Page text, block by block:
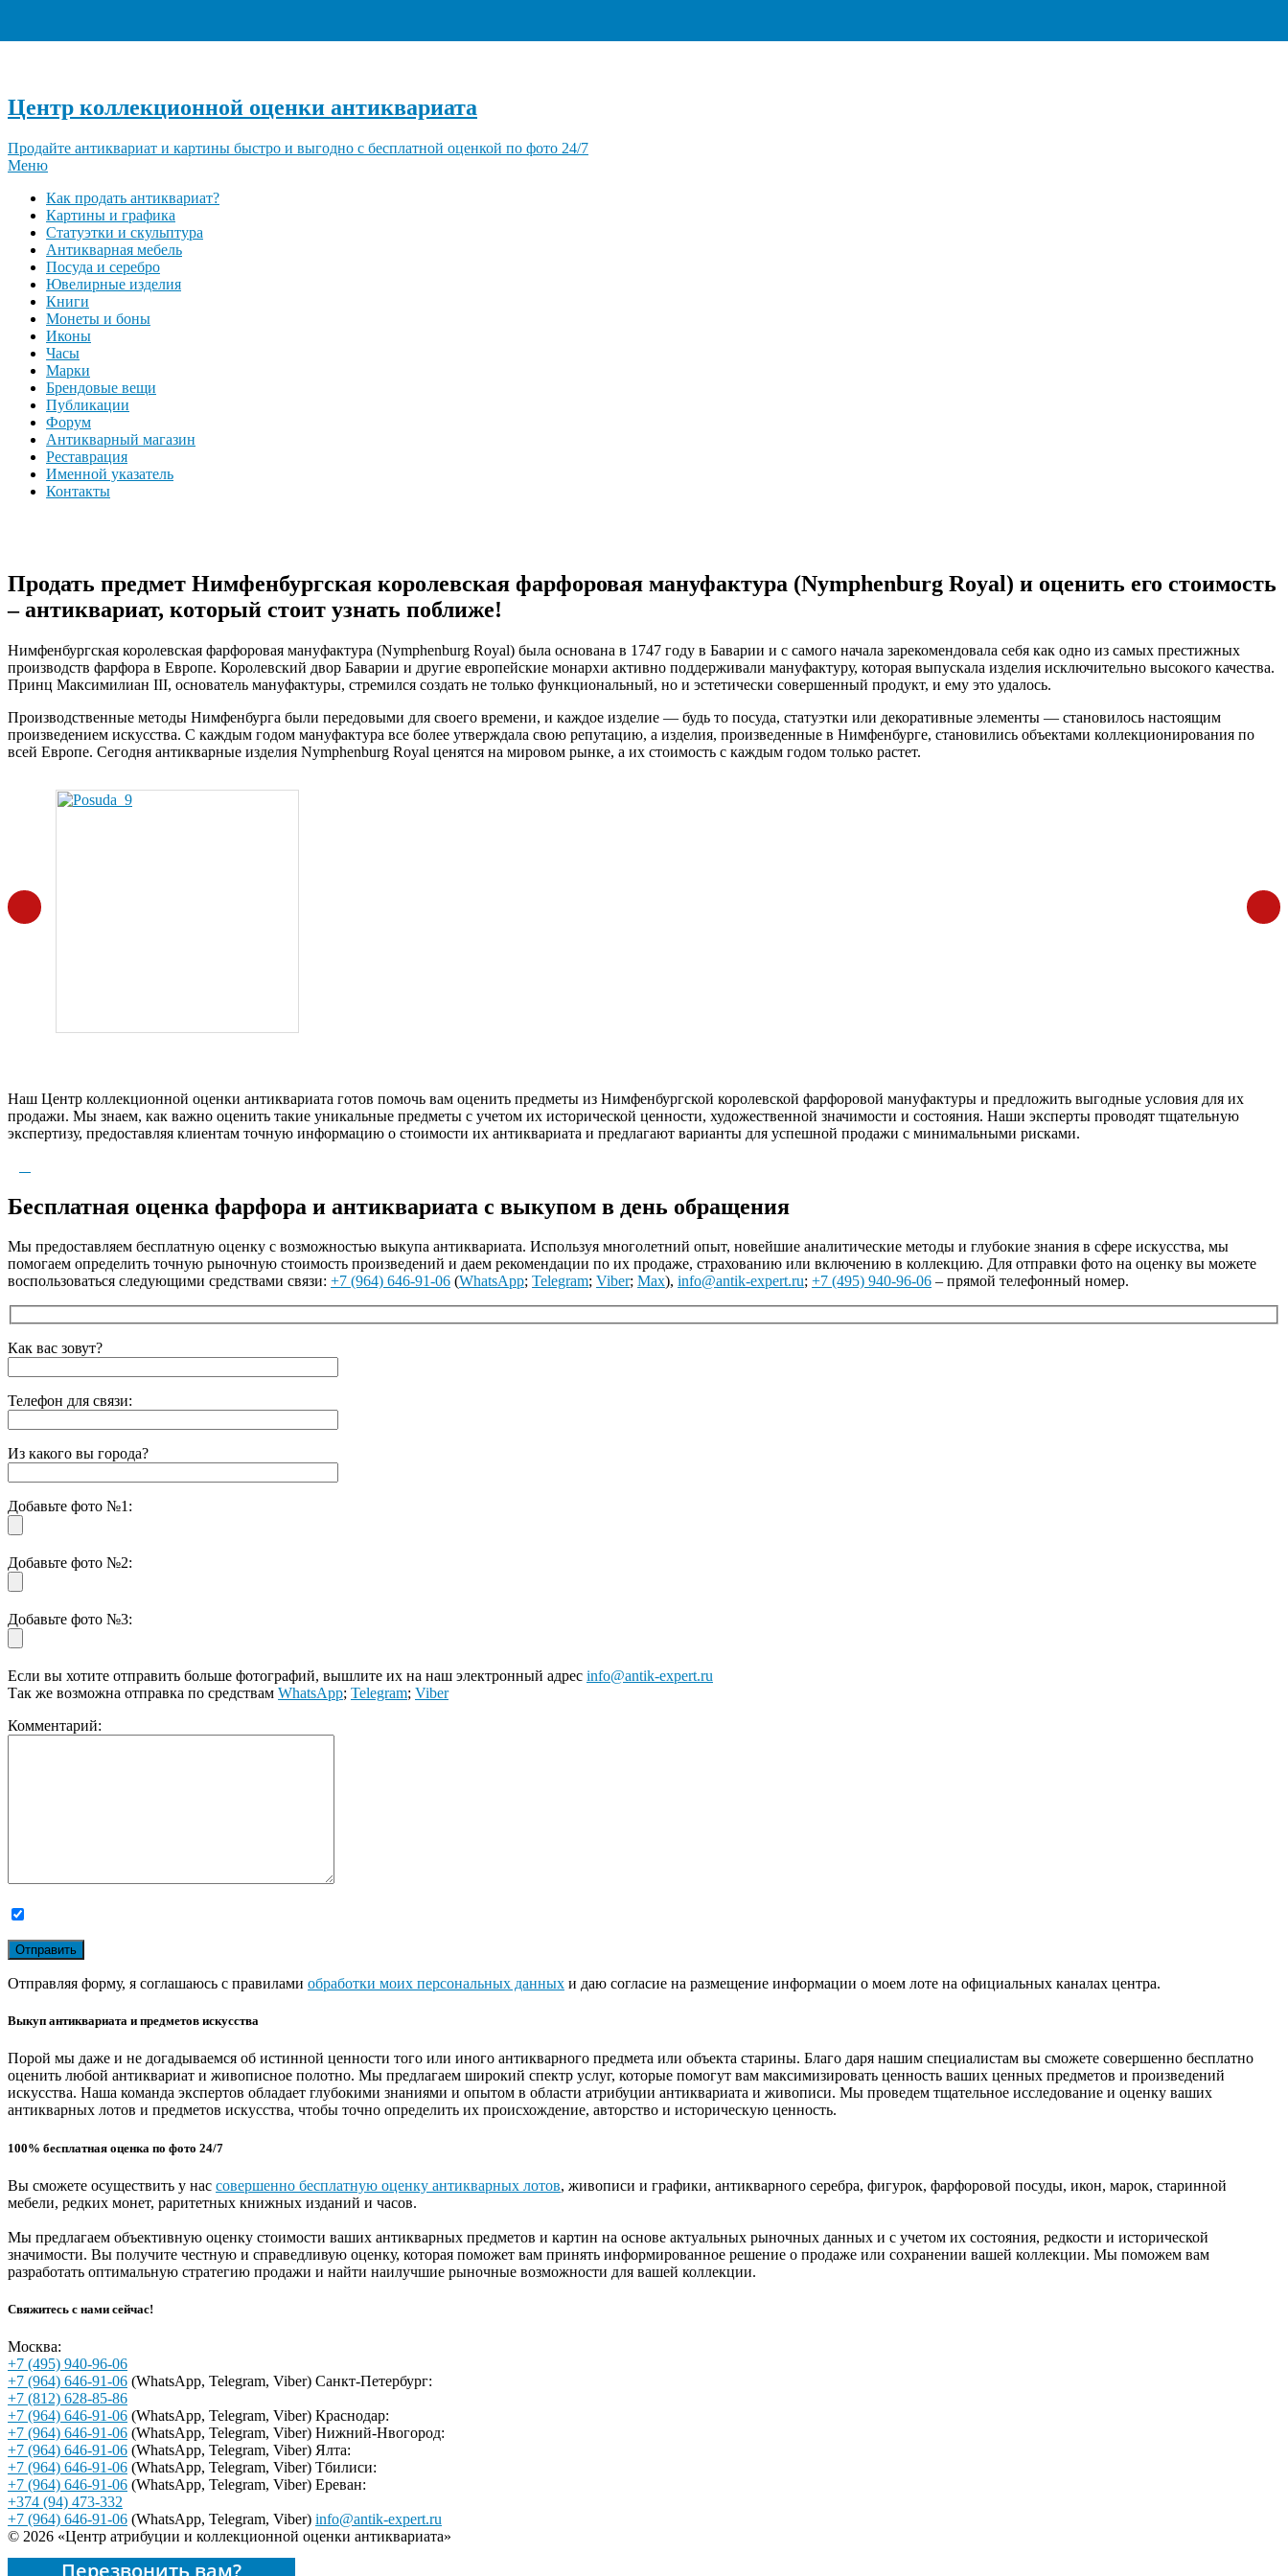
Центр коллекционной оценки антиквариата
Продайте антиквариат и картины быстро и выгодно с бесплатной оценкой по фото 24/7
Меню
Как продать антиквариат?
Картины и графика
Статуэтки и скульптура
Антикварная мебель
Посуда и серебро
Ювелирные изделия
Книги
Монеты и боны
Иконы
Часы
Марки
Брендовые вещи
Публикации
Форум
Антикварный магазин
Реставрация
Именной указатель
Контакты
Продать предмет Нимфенбургская королевская фарфоровая мануфактура (Nymphenburg Royal) и оценить его стоимость
– антиквариат, который стоит узнать поближе!
Нимфенбургская королевская фарфоровая мануфактура (Nymphenburg Royal) была основана в 1747 году в Баварии и с самого начала зарекомендовала себя как одно из самых престижных
производств фарфора в Европе. Королевский двор Баварии и другие европейские монархи активно поддерживали мануфактуру, которая выпускала изделия исключительно высокого качества.
Принц Максимилиан III, основатель мануфактуры, стремился создать не только функциональный, но и эстетически совершенный продукт, и ему это удалось.
Производственные методы Нимфенбурга были передовыми для своего времени, и каждое изделие — будь то посуда, статуэтки или декоративные элементы — становилось настоящим
произведением искусства. С каждым годом мануфактура все более утверждала свою репутацию, а изделия, произведенные в Нимфенбурге, становились объектами коллекционирования по
всей Европе. Сегодня антикварные изделия Nymphenburg Royal ценятся на мировом рынке, а их стоимость с каждым годом только растет.
Наш Центр коллекционной оценки антиквариата готов помочь вам оценить предметы из Нимфенбургской королевской фарфоровой мануфактуры и предложить выгодные условия для их
продажи. Мы знаем, как важно оценить такие уникальные предметы с учетом их исторической ценности, художественной значимости и состояния. Наши эксперты проводят тщательную
экспертизу, предоставляя клиентам точную информацию о стоимости их антиквариата и предлагают варианты для успешной продажи с минимальными рисками.
Бесплатная оценка фарфора и антиквариата с выкупом в день обращения
Мы предоставляем бесплатную оценку с возможностью выкупа антиквариата. Используя многолетний опыт, новейшие аналитические методы и глубокие знания в сфере искусства, мы
помогаем определить точную рыночную стоимость произведений и даем рекомендации по их продаже, страхованию или включению в коллекцию. Для отправки фото на оценку вы можете
воспользоваться следующими средствами связи: +7 (964) 646-91-06 (WhatsApp; Telegram; Viber; Max), info@antik-expert.ru; +7 (495) 940-96-06 – прямой телефонный номер.
Как вас зовут?
Телефон для связи:
Из какого вы города?
Добавьте фото №1:
Добавьте фото №2:
Добавьте фото №3:
Если вы хотите отправить больше фотографий, вышлите их на наш электронный адрес info@antik-expert.ru
Так же возможна отправка по средствам WhatsApp; Telegram; Viber
Комментарий:
Отправляя форму, я соглашаюсь с правилами обработки моих персональных данных и даю согласие на размещение информации о моем лоте на официальных каналах центра.
Выкуп антиквариата и предметов искусства
Порой мы даже и не догадываемся об истинной ценности того или иного антикварного предмета или объекта старины. Благо даря нашим специалистам вы сможете совершенно бесплатно
оценить любой антиквариат и живописное полотно. Мы предлагаем широкий спектр услуг, которые помогут вам максимизировать ценность ваших ценных предметов и произведений
искусства. Наша команда экспертов обладает глубокими знаниями и опытом в области атрибуции антиквариата и живописи. Мы проведем тщательное исследование и оценку ваших
антикварных лотов и предметов искусства, чтобы точно определить их происхождение, авторство и историческую ценность.
100% бесплатная оценка по фото 24/7
Вы сможете осуществить у нас совершенно бесплатную оценку антикварных лотов, живописи и графики, антикварного серебра, фигурок, фарфоровой посуды, икон, марок, старинной
мебели, редких монет, раритетных книжных изданий и часов.
Мы предлагаем объективную оценку стоимости ваших антикварных предметов и картин на основе актуальных рыночных данных и с учетом их состояния, редкости и исторической
значимости. Вы получите честную и справедливую оценку, которая поможет вам принять информированное решение о продаже или сохранении вашей коллекции. Мы поможем вам
разработать оптимальную стратегию продажи и найти наилучшие рыночные возможности для вашей коллекции.
Свяжитесь с нами сейчас!
Москва:
+7 (495) 940-96-06
+7 (964) 646-91-06 (WhatsApp, Telegram, Viber) Санкт-Петербург:
+7 (812) 628-85-86
+7 (964) 646-91-06 (WhatsApp, Telegram, Viber) Краснодар:
+7 (964) 646-91-06 (WhatsApp, Telegram, Viber) Нижний-Нвогород:
+7 (964) 646-91-06 (WhatsApp, Telegram, Viber) Ялта:
+7 (964) 646-91-06 (WhatsApp, Telegram, Viber) Тбилиси:
+7 (964) 646-91-06 (WhatsApp, Telegram, Viber) Ереван:
+374 (94) 473-332
+7 (964) 646-91-06 (WhatsApp, Telegram, Viber) info@antik-expert.ru
© 2026 «Центр атрибуции и коллекционной оценки антиквариата»